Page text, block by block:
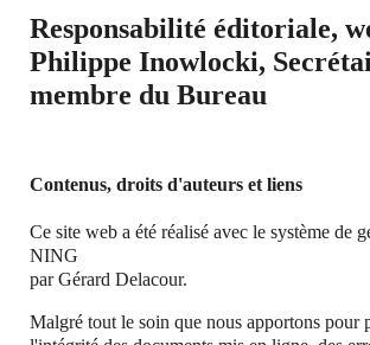
Responsabilité éditoriale,
Philippe Inowlocki,
membre du Bureau
Contenus, droits d'auteurs et liens
Ce site web a été réalisé avec le système de
NING
par Gérard Delacour.
Malgré tout le soin que nous apportons pour